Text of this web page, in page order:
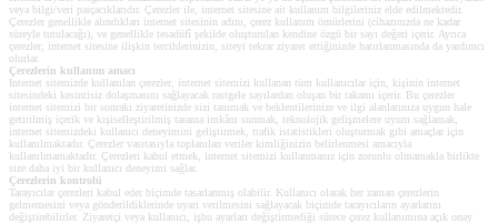
veya bilgi/veri parçacıklarıdır. Çerezler ile, internet sitesine ait kullanım bilgileriniz elde edilmektedir.
Çerezler genellikle alındıkları internet sitesinin adını, çerez kullanım ömürlerini (cihazınızda ne kadar
süreyle tutulacağı), ve genellikle tesadüfî şekilde oluşturulan kendine özgü bir sayı değeri içerir. Ayrıca
çerezler, internet sitesine ilişkin tercihlerinizin, siteyi tekrar ziyaret ettiğinizde hatırlanmasında da yardımcı
olurlar.
Çerezlerin kullanım amacı
Internet sitemizde kullanılan çerezler, internet sitemizi kullanan tüm kullanıcılar için, kişinin internet
sitesindeki kesintisiz dolaşmasını sağlayacak rastgele sayılardan oluşan bir rakamı içerir. Bu çerezler
internet sitemizi bir sonraki ziyaretinizde sizi tanımak ve beklentilerinize ve ilgi alanlarınıza uygun hale
getirilmiş içerik ve kişiselleştirilmiş tarama imkânı sunmak, teknolojik gelişmelere uyum sağlamak,
internet sitemizdeki kullanıcı deneyimini geliştirmek, trafik istatistikleri oluşturmak gibi amaçlar için
kullanılmaktadır. Çerezler vasıtasıyla toplanılan veriler kimliğinizin belirlenmesi amacıyla
kullanılmamaktadır. Çerezleri kabul etmek, internet sitemizi kullanmanız için zorunlu olmamakla birlikte
size daha iyi bir kullanıcı deneyimi sağlar.
Çerezlerin kontrolü
Tarayıcılar çerezleri kabul eder biçimde tasarlanmış olabilir. Kullanıcı olarak her zaman çerezlerin
gelmemesini veya gönderildiklerinde uyarı verilmesini sağlayacak biçimde tarayıcıların ayarlarını
değiştirebilirler. Ziyaretçi veya kullanıcı, işbu ayarları değiştirmediği sürece çerez kullanımına açık onay